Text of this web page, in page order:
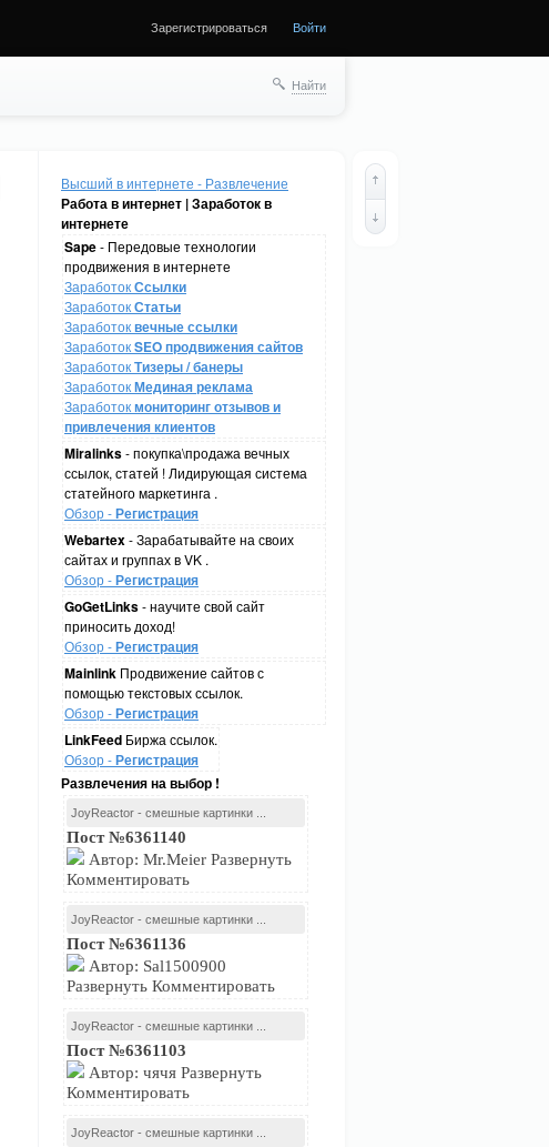
Зарегистрироваться Войти
Найти
Высший в интернете - Развлечение
Работа в интернет | Заработок в
интернете
Sape- Передовые технологии
продвижения в интернете
ЗаработокСсылки
ЗаработокСтатьи
Заработоквечные ссылки
ЗаработокSEO продвижения сайтов
ЗаработокТизеры / банеры
ЗаработокМединая реклама
Заработокмониторинг отзывов и
привлечения клиентов
Miralinks- покупка\продажа вечных
ссылок, статей ! Лидирующая система
статейного маркетинга .
Обзор -Регистрация
Webartex- Зарабатывайте на своих
сайтах и группах в VK .
Обзор -Регистрация
GoGetLinks- научите свой сайт
приносить доход!
Обзор -Регистрация
Mainlink Продвижение сайтов с
помощью текстовых ссылок.
Обзор -Регистрация
LinkFeed Биржа ссылок.
Обзор -Регистрация
Развлечения на выбор !
JoyReactor - смешные картинки ...
Пост №6361140
Автор: Mr.Meier Развернуть
Комментировать
JoyReactor - смешные картинки ...
Пост №6361136
Автор: Sal1500900
Развернуть Комментировать
JoyReactor - смешные картинки ...
Пост №6361103
Автор: чячя Развернуть
Комментировать
JoyReactor - смешные картинки ...